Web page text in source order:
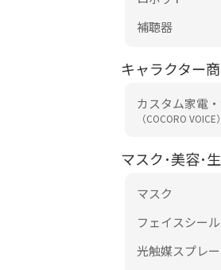
補聴器
キャラクター
カスタム家電
（COCORO VOICE）
マスク･美容･
マスク
フェイスシー
光触媒スプレー